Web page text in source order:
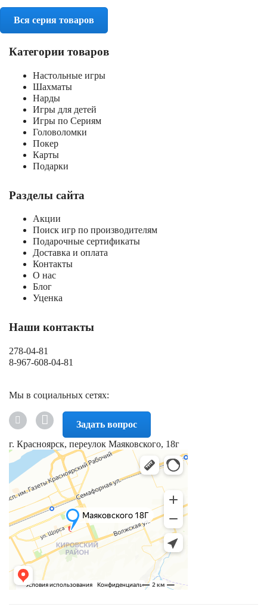
Вся серия товаров
Категории товаров
Настольные игры
Шахматы
Нарды
Игры для детей
Игры по Сериям
Головоломки
Покер
Карты
Подарки
Разделы сайта
Акции
Поиск игр по производителям
Подарочные сертификаты
Доставка и оплата
Контакты
О нас
Блог
Уценка
Наши контакты
278-04-81
8-967-608-04-81
Мы в социальных сетях:
Задать вопрос
г. Красноярск, переулок Маяковского, 18г